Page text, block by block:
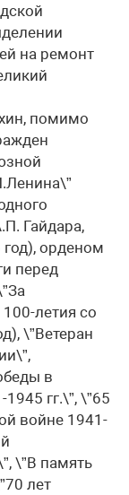
на ремонт
помимо
Гайдара,
орденом
перед
летия со
\”Ветеран
в
гг.\”, \”65
войне 1941-
\”В память
лет